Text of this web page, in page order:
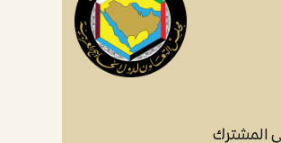
المشترك